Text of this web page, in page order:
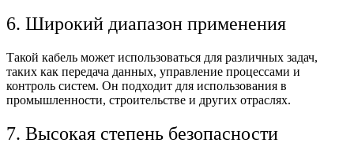
6. Широкий диапазон применения
Такой кабель может использоваться для различных задач,
таких как передача данных, управление процессами и
контроль систем. Он подходит для использования в
промышленности, строительстве и других отраслях.
7. Высокая степень безопасности